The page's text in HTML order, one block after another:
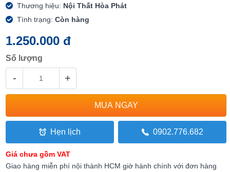
Thương hiệu: Nội Thất Hòa Phát
Tình trạng:Còn hàng
1.250.000 đ
Số lượng
- +
Hẹn lịch 0902.776.682
Giá chưa gồm VAT
Giao hàng miễn phí nội thành HCM giờ hành chính với đơn hàng